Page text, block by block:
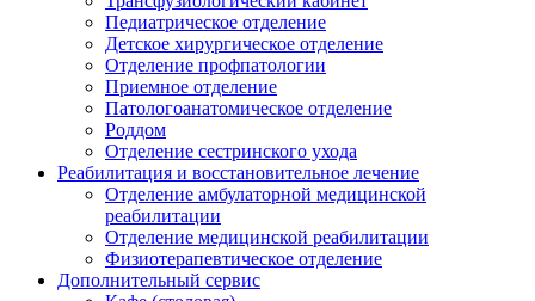
Педиатрическое отделение
Детское хирургическое отделение
Отделение профпатологии
Приемное отделение
Патологоанатомическое отделение
Роддом
Отделение сестринского ухода
Реабилитация и восстановительное лечение
Отделение амбулаторной медицинской
реабилитации
Отделение медицинской реабилитации
Физиотерапевтическое отделение
Дополнительный сервис